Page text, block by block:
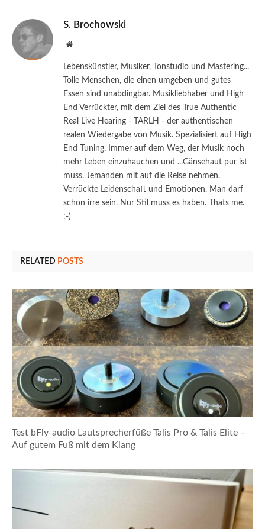
S. Brochowski
Website
Lebenskünstler, Musiker, Tonstudio und Mastering...
Tolle Menschen, die einen umgeben und gutes
Essen sind unabdingbar. Musikliebhaber und High
End Verrückter, mit dem Ziel des True Authentic
Real Live Hearing - TARLH - der authentischen
realen Wiedergabe von Musik. Spezialisiert auf High
End Tuning. Immer auf dem Weg, der Musik noch
mehr Leben einzuhauchen und ...Gänsehaut pur ist
muss. Jemanden mit auf die Reise nehmen.
Verrückte Leidenschaft und Emotionen. Man darf
schon irre sein. Nur Stil muss es haben. Thats me.
:-)
RELATED POSTS
Test bFly-audio Lautsprecherfüße Talis Pro & Talis Elite –
Auf gutem Fuß mit dem Klang